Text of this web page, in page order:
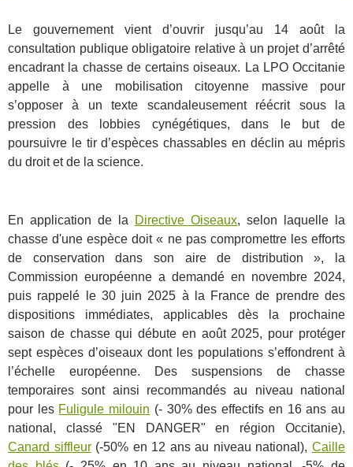
Le gouvernement vient d’ouvrir jusqu’au 14 août la
consultation publique obligatoire relative à un projet d’arrêté
encadrant la chasse de certains oiseaux. La LPO Occitanie
appelle à une mobilisation citoyenne massive pour
s’opposer à un texte scandaleusement réécrit sous la
pression des lobbies cynégétiques, dans le but de
poursuivre le tir d’espèces chassables en déclin au mépris
du droit et de la science.
En application de la Directive Oiseaux, selon laquelle la
chasse d'une espèce doit « ne pas compromettre les efforts
de conservation dans son aire de distribution », la
Commission européenne a demandé en novembre 2024,
puis rappelé le 30 juin 2025 à la France de prendre des
dispositions immédiates, applicables dès la prochaine
saison de chasse qui débute en août 2025, pour protéger
sept espèces d’oiseaux dont les populations s’effondrent à
l’échelle européenne. Des suspensions de chasse
temporaires sont ainsi recommandés au niveau national
pour les Fuligule milouin (- 30% des effectifs en 16 ans au
national, classé "EN DANGER" en région Occitanie),
Canard siffleur(-50% en 12 ans au niveau national),Caille